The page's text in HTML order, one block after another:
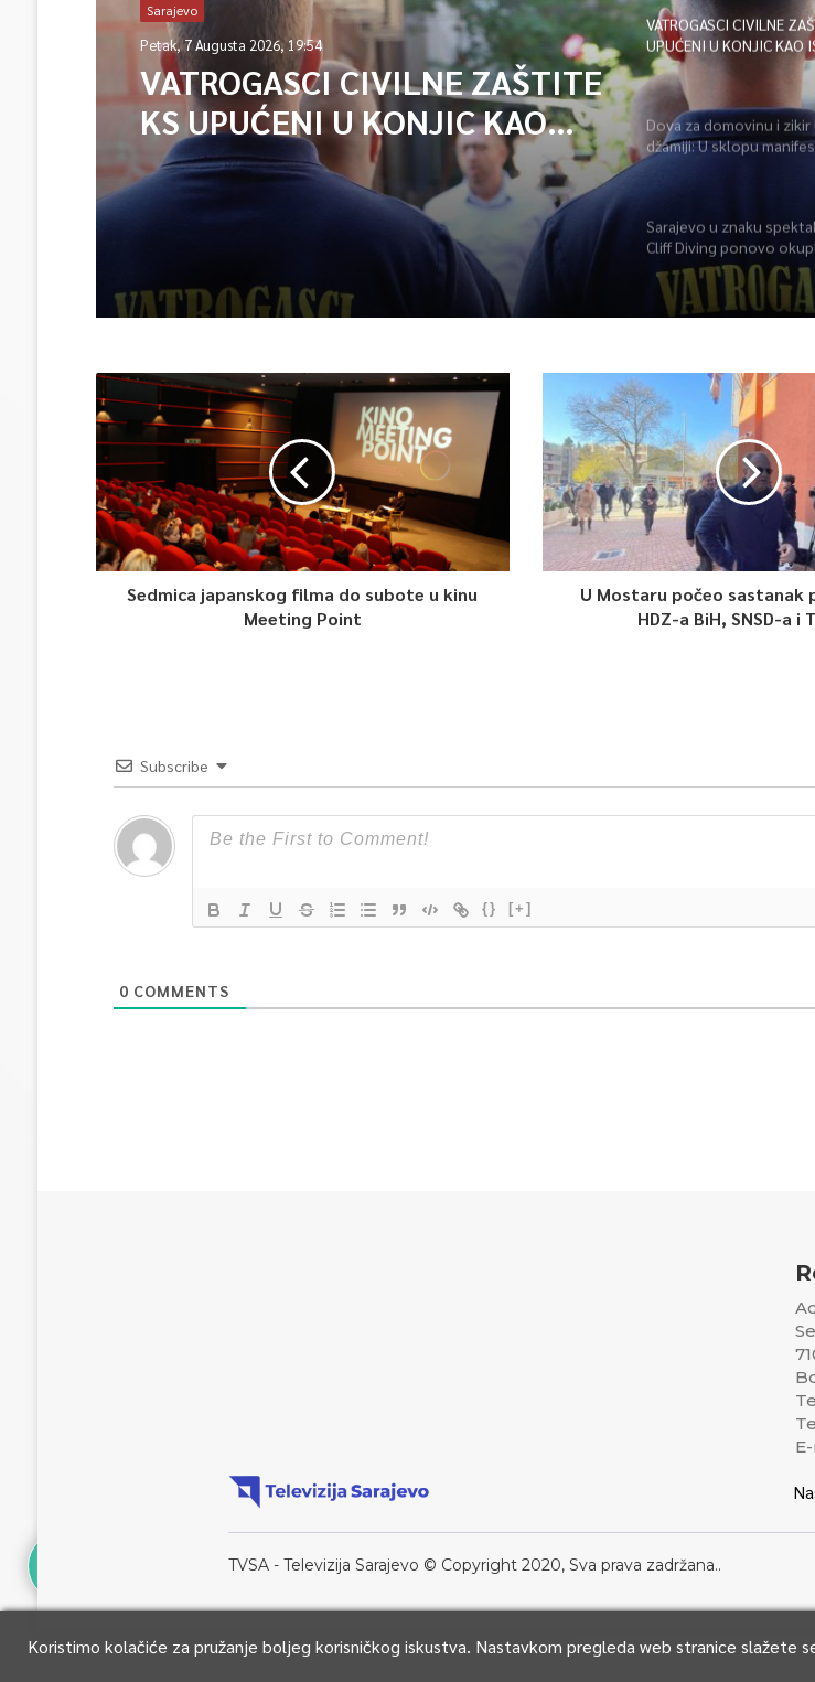
Sarajevo
Petak, 7 Augusta 2026, 19:54
VATROGASCI CIVILNE ZAŠTITE
KS UPUĆENI U KONJIC KAO
ISPOMOĆ U GAŠENJU POŽARA
VATROGASCI CIVILNE
UPUĆENI U KONJIC KAO
GAŠENJU POŽARA
Dova za domovinu i zikir
džamiji: U sklopu
BiH – Igman 2026“
Sarajevo u znaku
Cliff Diving ponovo
skakače i vrhunsku
Sedmica japanskog filma do subote u kinu
Meeting Point
U Mostaru počeo sastanak
HDZ-a BiH, SNSD-a i
Subscribe
{} [+]
0 COMMENTS
TVSA - Televizija Sarajevo © Copyright 2020, Sva prava zadržana..
Koristimo kolačiće za pružanje boljeg korisničkog iskustva. Nastavkom pregleda web stranice slažete